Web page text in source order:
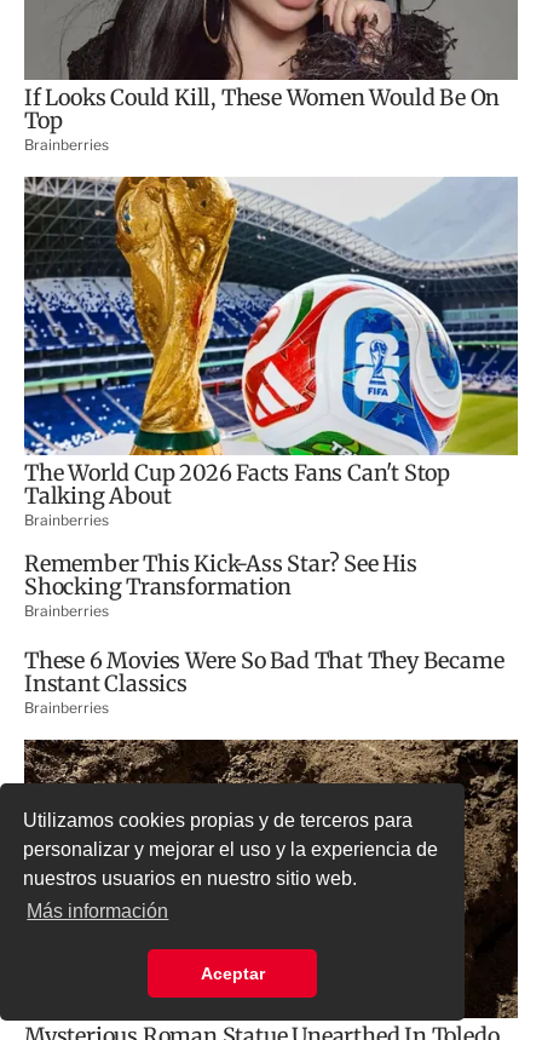
Utilizamos cookies propias y de terceros para
personalizar y mejorar el uso y la experiencia de
nuestros usuarios en nuestro sitio web.
Más información
Aceptar